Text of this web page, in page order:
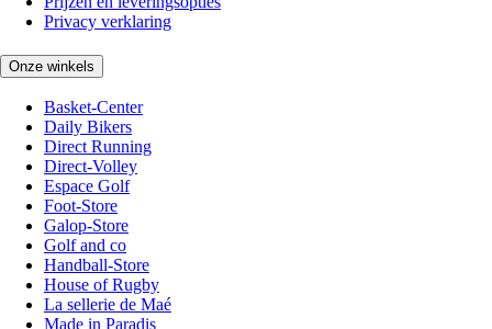
Privacy verklaring
Onze winkels
Basket-Center
Daily Bikers
Direct Running
Direct-Volley
Espace Golf
Foot-Store
Galop-Store
Golf and co
Handball-Store
House of Rugby
La sellerie de Maé
Made in Paradis